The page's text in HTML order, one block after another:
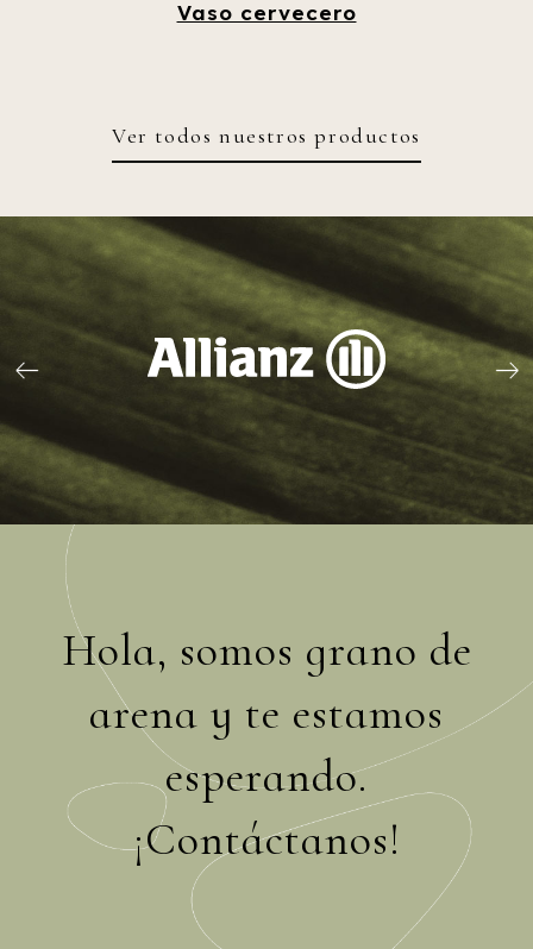
Vaso cervecero
Ver todos nuestros productos
Hola, somos grano de
arena y te estamos
esperando.
¡Contáctanos!